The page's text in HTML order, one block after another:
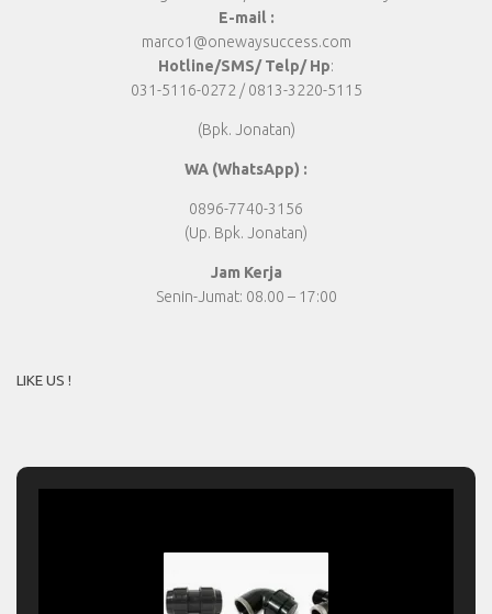
E-mail :
marco1@onewaysuccess.com
Hotline/SMS/ Telp/ Hp:
031-5116-0272 / 0813-3220-5115
(Bpk. Jonatan)
WA (WhatsApp) :
0896-7740-3156
(Up. Bpk. Jonatan)
Jam Kerja
Senin-Jumat: 08.00 – 17:00
LIKE US !